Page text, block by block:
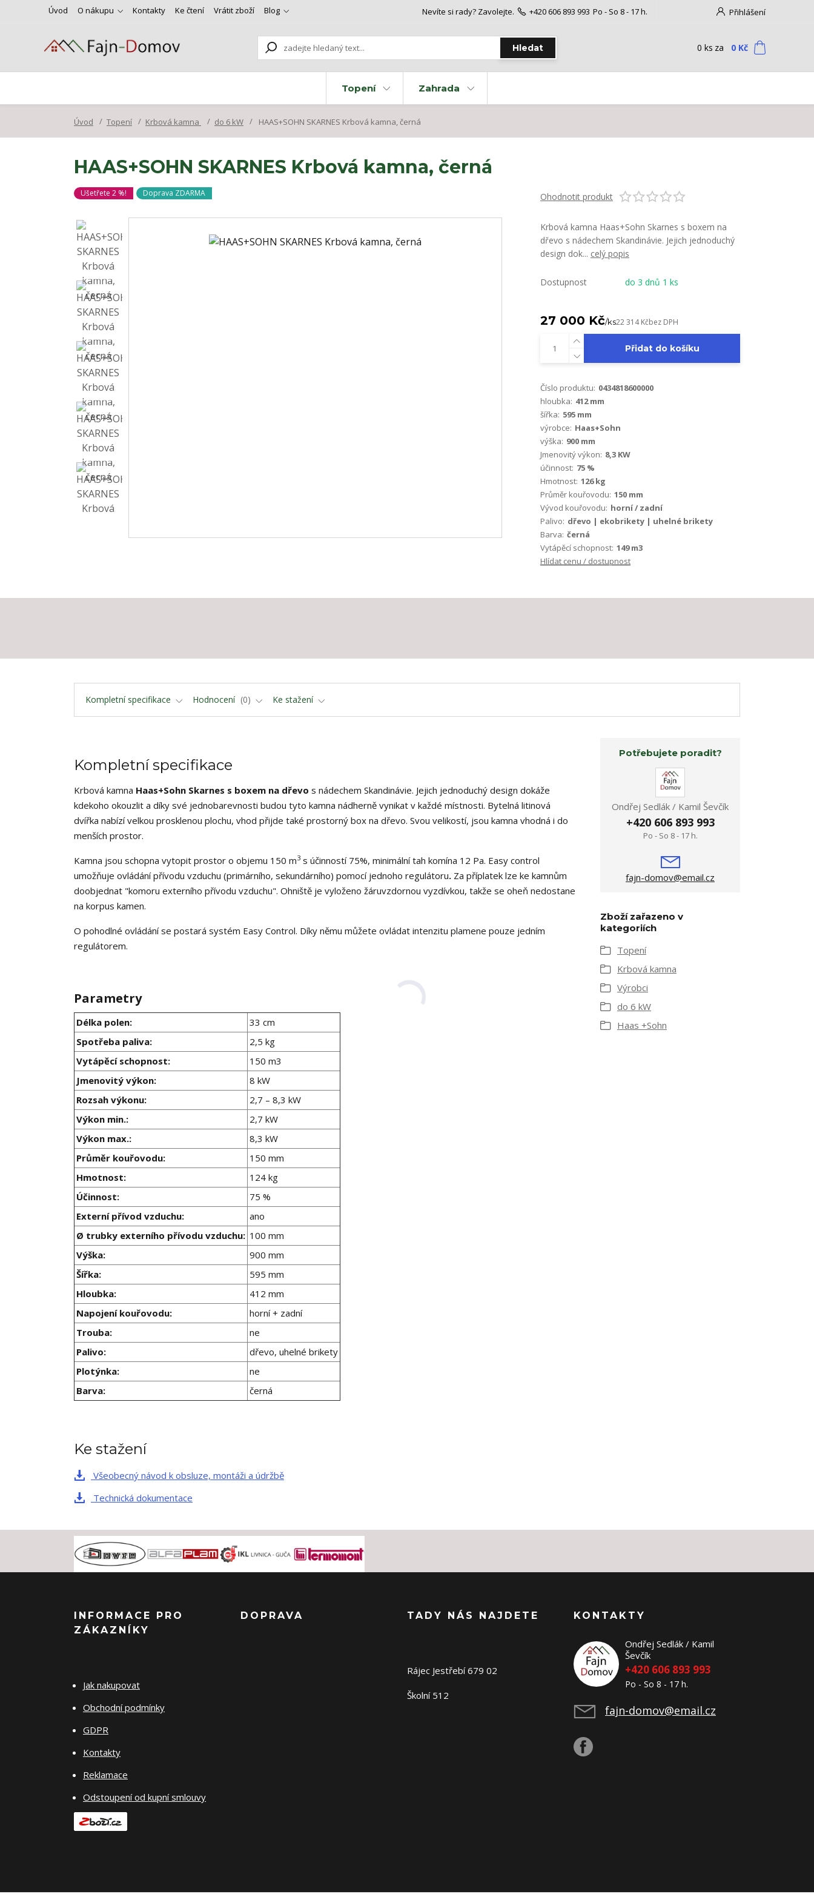
Úvod O nákupu Kontakty Ke čtení Vrátit zboží Blog Přihlášení
Hledat
Nevíte si rady? Zavolejte. +420 606 893 993 Po - So 8 - 17 h.
0 ks za 0 Kč
Topení Zahrada
Úvod Topení Krbová kamna do 6 kW HAAS+SOHN SKARNES Krbová kamna, černá
HAAS+SOHN SKARNES Krbová kamna, černá
Ušetřete 2 %! Doprava ZDARMA Ohodnotit produkt
Krbová kamna Haas+Sohn Skarnes s boxem na
dřevo s nádechem Skandinávie. Jejich jednoduchý
design dok... celý popis
Dostupnost do 3 dnů 1 ks
27 000 Kč/ks22 314 Kčbez DPH
Přidat do košíku
Číslo produktu: 0434818600000
hloubka: 412 mm
šířka: 595 mm
výrobce: Haas+Sohn
výška: 900 mm
Jmenovitý výkon: 8,3 KW
účinnost: 75 %
Hmotnost: 126 kg
Průměr kouřovodu: 150 mm
Vývod kouřovodu: horní / zadní
Palivo: dřevo | ekobrikety | uhelné brikety
Barva: černá
Vytápěcí schopnost: 149 m3
Hlídat cenu / dostupnost
Kompletní specifikace Hodnocení 0 Ke stažení
Kompletní specifikace
Krbová kamna Haas+Sohn Skarnes s boxem na dřevo s nádechem Skandinávie. Jejich jednoduchý design dokáže
kdekoho okouzlit a díky své jednobarevnosti budou tyto kamna nádherně vynikat v každé místnosti. Bytelná litinová
dvířka nabízí velkou prosklenou plochu, vhod přijde také prostorný box na dřevo. Svou velikostí, jsou kamna vhodná i do
menších prostor.
Kamna jsou schopna vytopit prostor o objemu 150 m3 s účinností 75%, minimální tah komína 12 Pa. Easy control
umožňuje ovládání přívodu vzduchu (primárního, sekundárního) pomocí jednoho regulátoru. Za příplatek lze ke kamnům
doobjednat "komoru externího přívodu vzduchu". Ohniště je vyloženo žáruvzdornou vyzdívkou, takže se oheň nedostane
na korpus kamen.
O pohodlné ovládání se postará systém Easy Control. Díky němu můžete ovládat intenzitu plamene pouze jedním
regulátorem.
Parametry
Délka polen:
33 cm
Spotřeba paliva:
2,5 kg
Vytápěcí schopnost:
150 m3
Jmenovitý výkon:
8 kW
Rozsah výkonu:
2,7 – 8,3 kW
Výkon min.:
2,7 kW
Výkon max.:
8,3 kW
Průměr kouřovodu:
150 mm
Hmotnost:
124 kg
Účinnost:
75 %
Externí přívod vzduchu:
ano
Ø trubky externího přívodu vzduchu: 100 mm
Výška:
900 mm
Šířka:
595 mm
Hloubka:
412 mm
Napojení kouřovodu:
horní + zadní
Trouba:
ne
Palivo:
dřevo, uhelné brikety
Plotýnka:
ne
Barva:
černá
Potřebujete poradit?
Ondřej Sedlák / Kamil Ševčík
+420 606 893 993
Po - So 8 - 17 h.
fajn-domov@email.cz
Zboží zařazeno v
kategoriích
Topení
Krbová kamna
Výrobci
do 6 kW
Haas +Sohn
Ke stažení
Všeobecný návod k obsluze, montáži a údržbě
Technická dokumentace
INFORMACE PRO
ZÁKAZNÍKY
Jak nakupovat
Obchodní podmínky
GDPR
Kontakty
Reklamace
Odstoupení od kupní smlouvy
DOPRAVA TADY NÁS NAJDETE
Rájec Jestřebí 679 02
Školní 512
KONTAKTY
Ondřej Sedlák / Kamil
Ševčík
+420 606 893 993
Po - So 8 - 17 h.
fajn-domov@email.cz